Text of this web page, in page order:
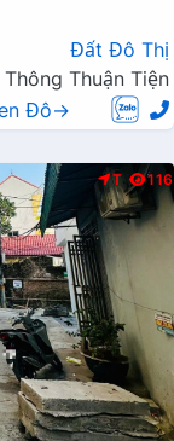
Đất Đô Thị
Thuận Tiện
Đô→
T 116